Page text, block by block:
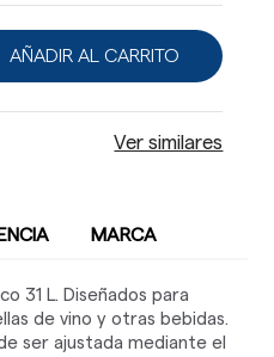
AÑADIR AL CARRITO
Ver similares
MARCA
31 L. Diseñados para
de vino y otras bebidas.
ser ajustada mediante el